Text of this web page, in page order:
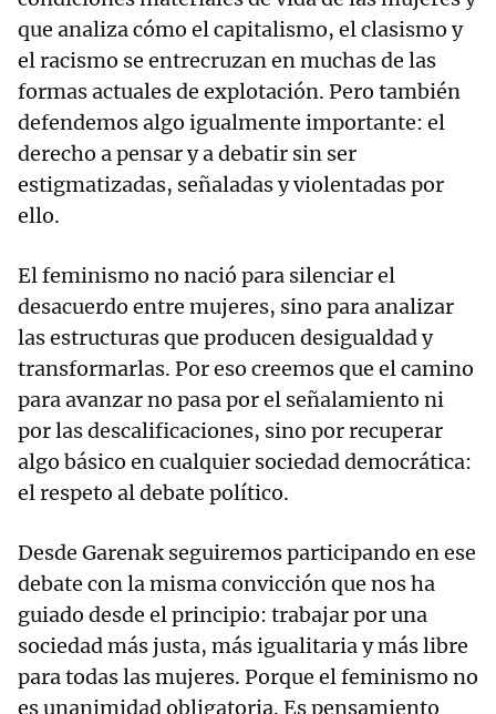
que analiza cómo el capitalismo, el clasismo y
el racismo se entrecruzan en muchas de las
formas actuales de explotación. Pero también
defendemos algo igualmente importante: el
derecho a pensar y a debatir sin ser
estigmatizadas, señaladas y violentadas por
ello.
El feminismo no nació para silenciar el
desacuerdo entre mujeres, sino para analizar
las estructuras que producen desigualdad y
transformarlas. Por eso creemos que el camino
para avanzar no pasa por el señalamiento ni
por las descalificaciones, sino por recuperar
algo básico en cualquier sociedad democrática:
el respeto al debate político.
Desde Garenak seguiremos participando en ese
debate con la misma convicción que nos ha
guiado desde el principio: trabajar por una
sociedad más justa, más igualitaria y más libre
para todas las mujeres. Porque el feminismo no
es unanimidad obligatoria. Es pensamiento